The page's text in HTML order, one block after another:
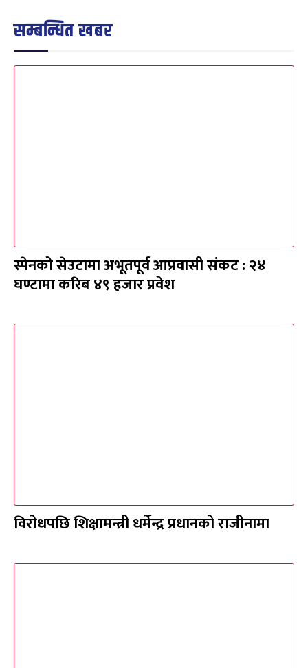
सम्बन्धित खबर
स्पेनको सेउटामा अभूतपूर्व आप्रवासी संकट : २४
घण्टामा करिब ४९ हजार प्रवेश
विरोधपछि शिक्षामन्त्री धर्मेन्द्र प्रधानको राजीनामा